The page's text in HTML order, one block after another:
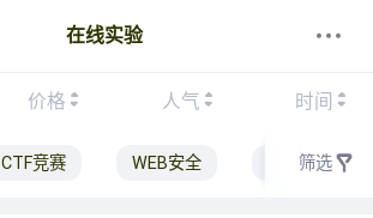
在线实验
价格 人气 时间
CTF竞赛 WEB安全 密码学应用
筛选